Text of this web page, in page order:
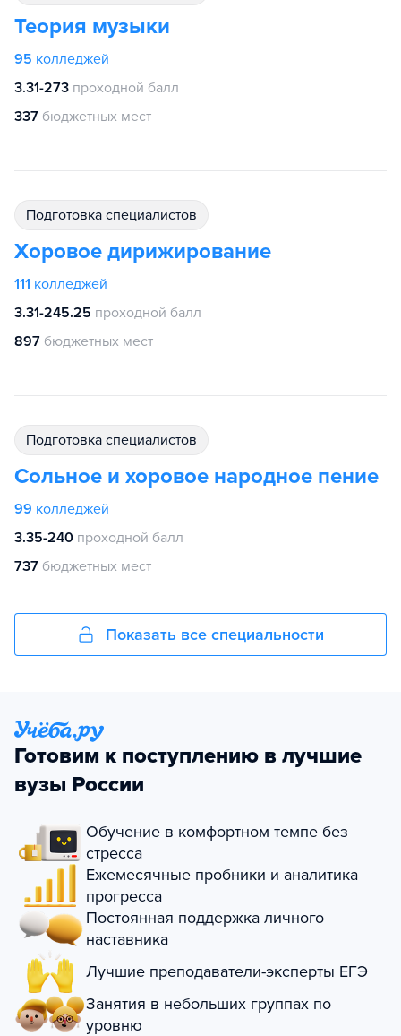
Теория музыки
95 колледжей
3.31-273 проходной балл
337 бюджетных мест
подготовка специалистов
Хоровое дирижирование
111 колледжей
3.31-245.25 проходной балл
897 бюджетных мест
подготовка специалистов
Сольное и хоровое народное пение
99 колледжей
3.35-240 проходной балл
737 бюджетных мест
Показать все специальности
Готовим к поступлению в лучшие
вузы России
Обучение в комфортном темпе без
стресса
Ежемесячные пробники и аналитика
прогресса
Постоянная поддержка личного
наставника
Лучшие преподаватели-эксперты ЕГЭ
Занятия в небольших группах по
уровню